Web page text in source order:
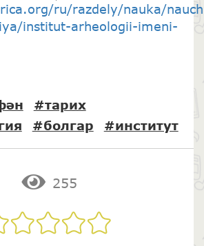
ru/razdely/nauka/
institut-arheologii-imeni-
#тарих
#болгар #институт
255